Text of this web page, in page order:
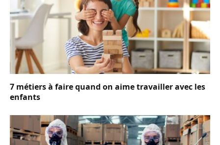
7 métiers à faire quand on aime travailler avec les
enfants